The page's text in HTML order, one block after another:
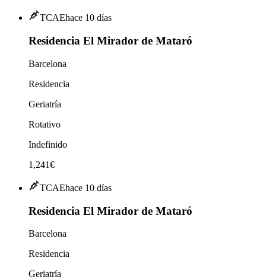
TCAEhace 10 días
Residencia El Mirador de Mataró
Barcelona
Residencia
Geriatría
Rotativo
Indefinido
1,241€
TCAEhace 10 días
Residencia El Mirador de Mataró
Barcelona
Residencia
Geriatría